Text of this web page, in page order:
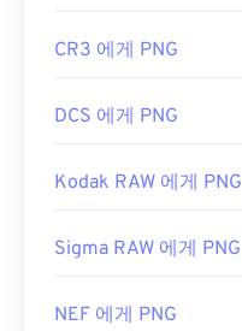
CR3 에게 PNG
DCS 에게 PNG
Kodak RAW 에게 PNG
Sigma RAW 에게 PNG
NEF 에게 PNG